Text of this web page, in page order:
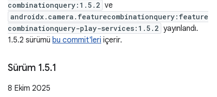
combinationquery:1.5.2 ve
androidx.camera.featurecombinationquery:feature
combinationquery-play-services:1.5.2 yayınlandı.
1.5.2 sürümü bu commit'leri içerir.
Sürüm 1.5.1
8 Ekim 2025